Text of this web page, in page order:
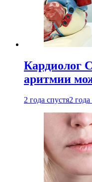
Кардиолог
аритмии
2 года спустя2 года